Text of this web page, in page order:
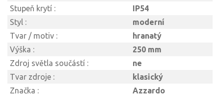
Stupeň krytí :
IP54
Styl :
moderní
Tvar / motiv :
hranatý
Výška :
250 mm
Zdroj světla součástí :
ne
Tvar zdroje :
klasický
Značka :
Azzardo